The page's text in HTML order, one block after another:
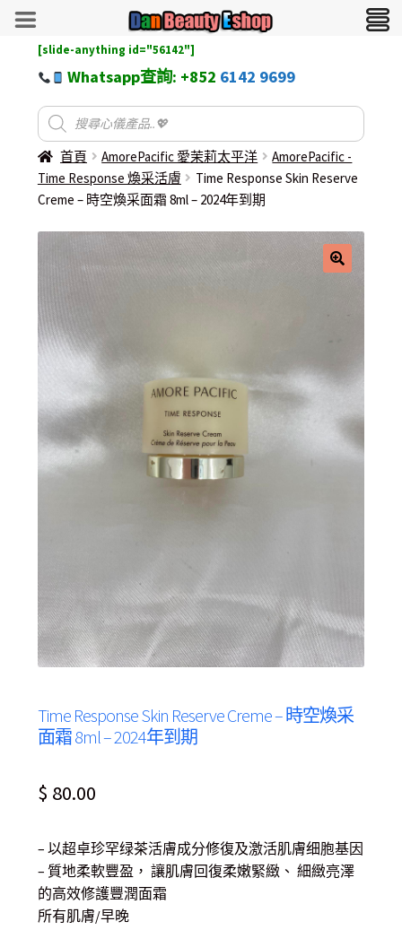
[slide-anything id="56142"]
Whatsapp查詢: +852 6142 9699
首頁 AmorePacific 愛茉莉太平洋
AmorePacific -
Time Response 煥采活膚
Time Response Skin Reserve
Creme – 時空煥采面霜 8ml – 2024年到期
Time Response Skin Reserve Creme – 時空煥采
面霜 8ml – 2024年到期
$ 80.00
– 以超卓珍罕绿茶活膚成分修復及激活肌膚细胞基因
– 質地柔軟豐盈， 讓肌膚回復柔嫩緊緻、 細緻亮澤
的高效修護豐潤面霜
所有肌膚/早晚